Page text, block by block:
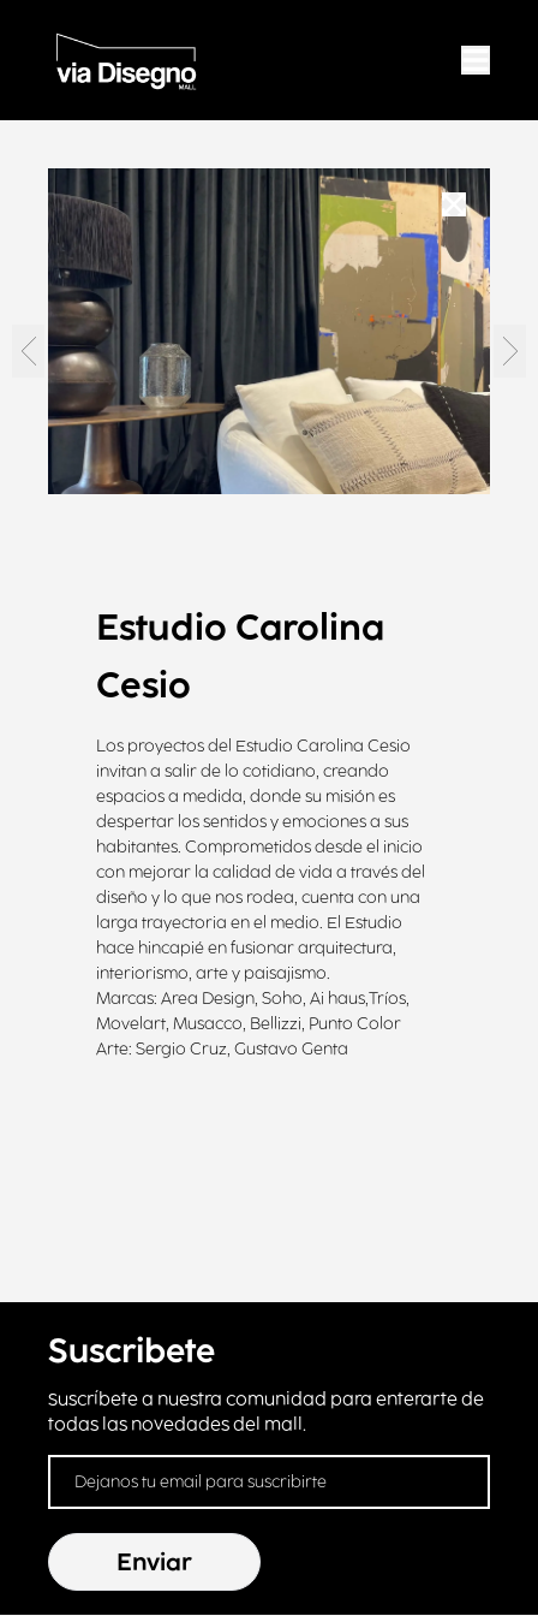
Estudio Carolina
Cesio
Los proyectos del Estudio Carolina Cesio
invitan a salir de lo cotidiano, creando
espacios a medida, donde su misión es
despertar los sentidos y emociones a sus
habitantes. Comprometidos desde el inicio
con mejorar la calidad de vida a través del
diseño y lo que nos rodea, cuenta con una
larga trayectoria en el medio. El Estudio
hace hincapié en fusionar arquitectura,
interiorismo, arte y paisajismo.
Marcas: Area Design, Soho, Ai haus,Tríos,
Movelart, Musacco, Bellizzi, Punto Color
Arte: Sergio Cruz, Gustavo Genta
Suscribete
Suscríbete a nuestra comunidad para enterarte de
todas las novedades del mall.
Enviar